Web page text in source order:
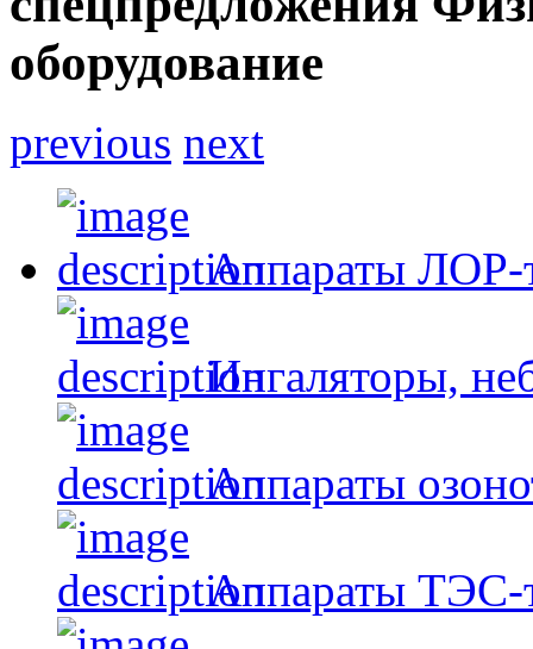
оборудование
previous next
Аппараты ЛОР-
Ингаляторы,
Аппараты
Аппараты ТЭС-